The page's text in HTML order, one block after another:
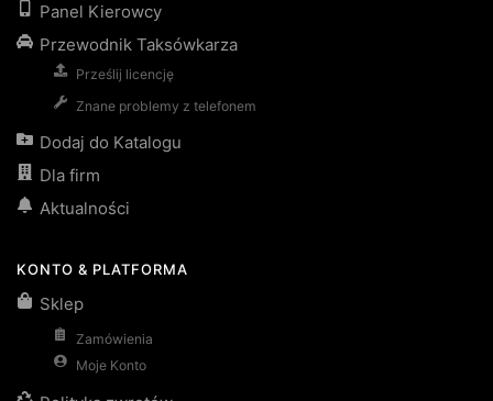
Panel Kierowcy
Przewodnik Taksówkarza
Prześlij licencję
Znane problemy z telefonem
Dodaj do Katalogu
Dla firm
Aktualności
KONTO & PLATFORMA
Sklep
Zamówienia
Moje Konto